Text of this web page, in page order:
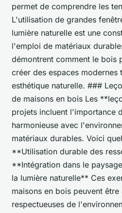
permet de comprendre les
L'utilisation de grandes
lumière naturelle est une
l'emploi de matériaux
démontrent comment le bois
créer des espaces modernes
esthétique naturelle. ###
de maisons en bois Les
projets incluent l'importance
harmonieuse avec
matériaux durables. Voici
**Utilisation durable des
**Intégration dans le
la lumière naturelle** Ces
maisons en bois peuvent
respectueuses de